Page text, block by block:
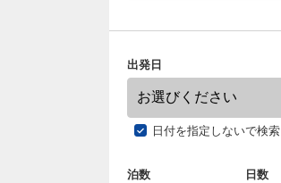
出発日
日付を指定しないで検索
泊数 日数